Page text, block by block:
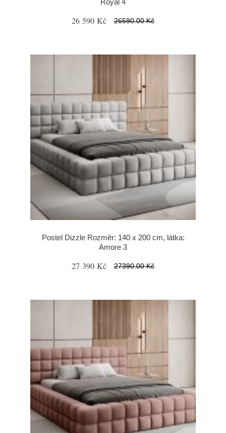
Royal 4
26 590 Kč 26590.00 Kč
Postel Dizzle Rozměr: 140 x 200 cm, látka:
Amore 3
27 390 Kč 27390.00 Kč